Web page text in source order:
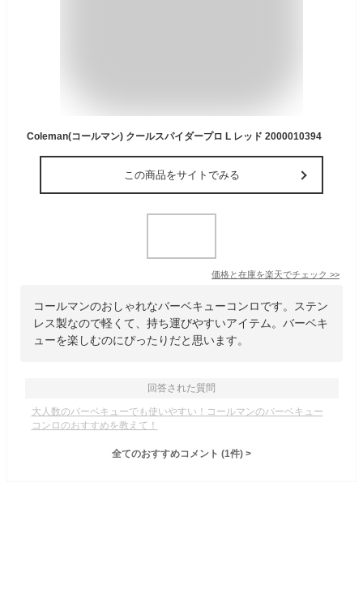
Coleman(コールマン) クールスパイダープロ L レッド 2000010394
この商品をサイトでみる
価格と在庫を楽天でチェック >>
コールマンのおしゃれなバーベキューコンロです。ステン
レス製なので軽くて、持ち運びやすいアイテム。バーベキ
ューを楽しむのにぴったりだと思います。
回答された質問
大人数のバーベキューでも使いやすい！コールマンのバーベキュー
コンロのおすすめを教えて！
全てのおすすめコメント (1件) >